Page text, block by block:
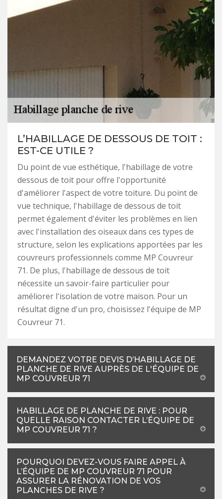
L’HABILLAGE DE DESSOUS DE TOIT :
EST-CE UTILE ?
Du point de vue esthétique, l'habillage de votre
dessous de toit pour offre l'opportunité
d'améliorer l'aspect de votre toiture. Du point de
vue technique, l'habillage de dessous de toit
permet également d'éviter les problèmes en lien
avec l'installation des oiseaux dans ces types de
structure, selon les explications apportées par les
couvreurs professionnels comme MP Couvreur
71. De plus, l'habillage de dessous de toit
nécessite un savoir-faire particulier pour
améliorer l'isolation de votre maison. Pour un
résultat digne d'un pro, choisissez l'équipe de MP
Couvreur 71.
DEMANDEZ VOTRE DEVIS D’HABILLAGE DE
PLANCHE DE RIVE AUPRÈS DE L'ÉQUIPE DE
MP COUVREUR 71
HABILLAGE DE PLANCHE DE RIVE : POUR
QUELLE RAISON CONTACTER L’ÉQUIPE DE
MP COUVREUR 71 ?
POURQUOI DEVEZ-VOUS FAIRE APPEL À
L’ÉQUIPE DE MP COUVREUR 71 POUR
ASSURER LA RÉNOVATION DE VOS
PLANCHES DE RIVE ?